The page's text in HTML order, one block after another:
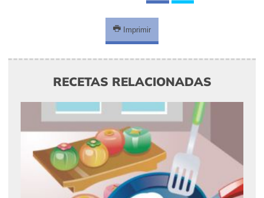
Imprimir
RECETAS RELACIONADAS